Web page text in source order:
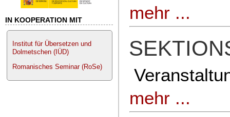
IN KOOPERATION MIT
Institut für Übersetzen und
Dolmetschen (IÜD)
Romanisches Seminar (RoSe)
mehr ...
mehr ...